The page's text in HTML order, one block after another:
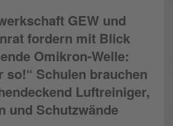
GEW und
fordern mit Blick
Omikron-Welle:
so!“ Schulen brauchen
Luftreiniger,
und Schutzwände